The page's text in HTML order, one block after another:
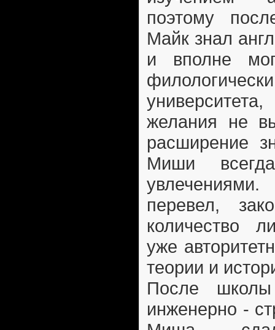
поэтому
Майк знал
и вполне
желания не
расширение
Миши
перевел,
количество
уже
теории и
После
инженерно -